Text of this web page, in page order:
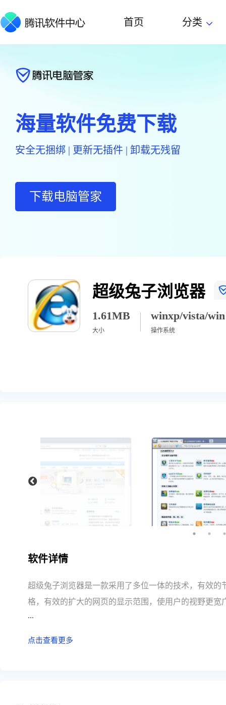
首页 分类
海量软件免费下载
安全无捆绑 | 更新无插件 | 卸载无残留
下载电脑管家
超级兔子浏览器
1.61MB
大小 操作系统
软件详情
超级兔子浏览器是一款采用了多位一体的技术，有效的
格，有效的扩大的网页的显示范围，使用户的视野更
用资源少，速度快，是超级兔子浏览器的现有特性。
...
点击查看更多